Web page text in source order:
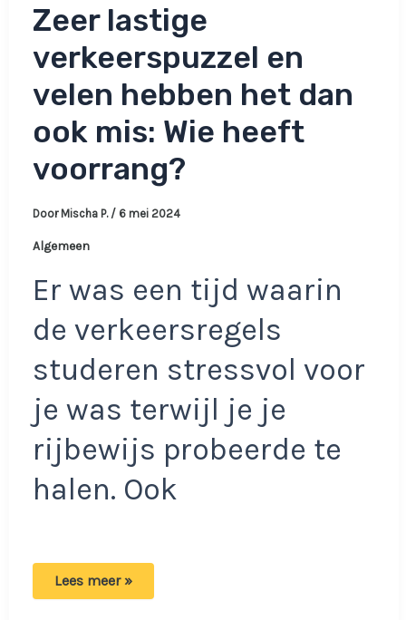
Zeer lastige
verkeerspuzzel en
velen hebben het dan
ook mis: Wie heeft
voorrang?
Door Mischa P. / 6 mei 2024
Algemeen
Er was een tijd waarin
de verkeersregels
studeren stressvol voor
je was terwijl je je
rijbewijs probeerde te
halen. Ook
Zeer
Lees meer »